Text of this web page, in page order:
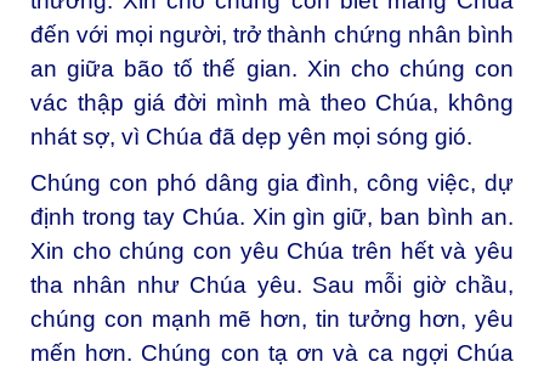
đến với mọi người, trở thành chứng nhân bình
an giữa bão tố thế gian. Xin cho chúng con
vác thập giá đời mình mà theo Chúa, không
nhát sợ, vì Chúa đã dẹp yên mọi sóng gió.
Chúng con phó dâng gia đình, công việc, dự
định trong tay Chúa. Xin gìn giữ, ban bình an.
Xin cho chúng con yêu Chúa trên hết và yêu
tha nhân như Chúa yêu. Sau mỗi giờ chầu,
chúng con mạnh mẽ hơn, tin tưởng hơn, yêu
mến hơn. Chúng con tạ ơn và ca ngợi Chúa